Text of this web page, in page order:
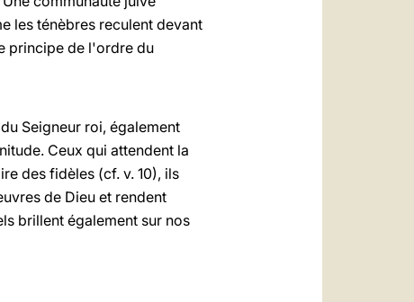
les ténèbres reculent devant
principe de l'ordre du
Seigneur roi, également
Ceux qui attendent la
des fidèles (cf. v. 10), ils
de Dieu et rendent
brillent également sur nos